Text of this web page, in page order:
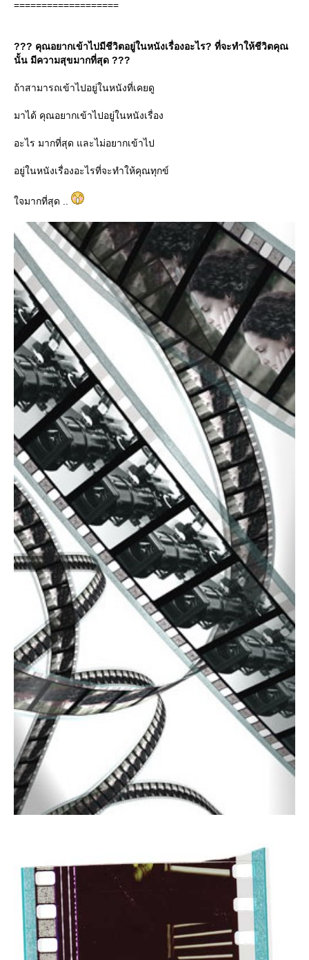
===================
??? คุณอยากเข้าไปมีชีวิตอยู่ในหนังเรื่องอะไร? ที่จะทำให้ชีวิตคุณ
นั้น มีความสุขมากที่สุด ???
ถ้าสามารถเข้าไปอยู่ในหนังที่เคยดู
มาได้ คุณอยากเข้าไปอยู่ในหนังเรื่อง
อะไร มากที่สุด และไม่อยากเข้าไป
อยู่ในหนังเรื่องอะไรที่จะทำให้คุณทุกข์
จมากที่สุด ..